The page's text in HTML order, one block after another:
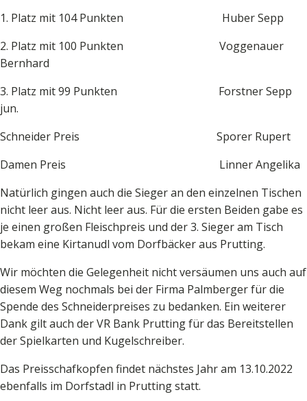
1. Platz mit 104 Punkten Huber Sepp
2. Platz mit 100 Punkten Voggenauer
Bernhard
3. Platz mit 99 Punkten Forstner Sepp
jun.
Schneider Preis Sporer Rupert
Damen Preis Linner Angelika
Natürlich gingen auch die Sieger an den einzelnen Tischen
nicht leer aus. Nicht leer aus. Für die ersten Beiden gabe es
je einen großen Fleischpreis und der 3. Sieger am Tisch
bekam eine Kirtanudl vom Dorfbäcker aus Prutting.
Wir möchten die Gelegenheit nicht versäumen uns auch auf
diesem Weg nochmals bei der Firma Palmberger für die
Spende des Schneiderpreises zu bedanken. Ein weiterer
Dank gilt auch der VR Bank Prutting für das Bereitstellen
der Spielkarten und Kugelschreiber.
Das Preisschafkopfen findet nächstes Jahr am 13.10.2022
ebenfalls im Dorfstadl in Prutting statt.